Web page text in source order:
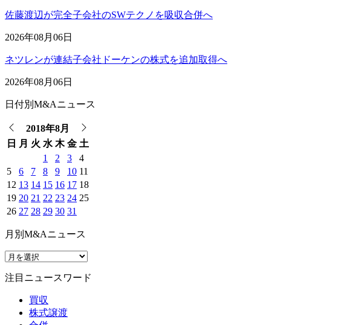
佐藤渡辺が完全子会社のSWテクノを吸収合併へ
2026年08月06日
ネツレンが連結子会社ドーケンの株式を追加取得へ
2026年08月06日
日付別M&Aニュース
2018年8月
日
月 火 水 木 金 土
1
2 3
4
5
6 7 8 9 10 11
12 13 14 15 16 17 18
19 20 21 22 23 24 25
26 27 28 29 30 31
月別M&Aニュース
注目ニュースワード
買収
株式譲渡